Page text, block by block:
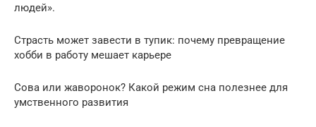
людей».
Страсть может завести в тупик: почему превращение
хобби в работу мешает карьере
Сова или жаворонок? Какой режим сна полезнее для
умственного развития